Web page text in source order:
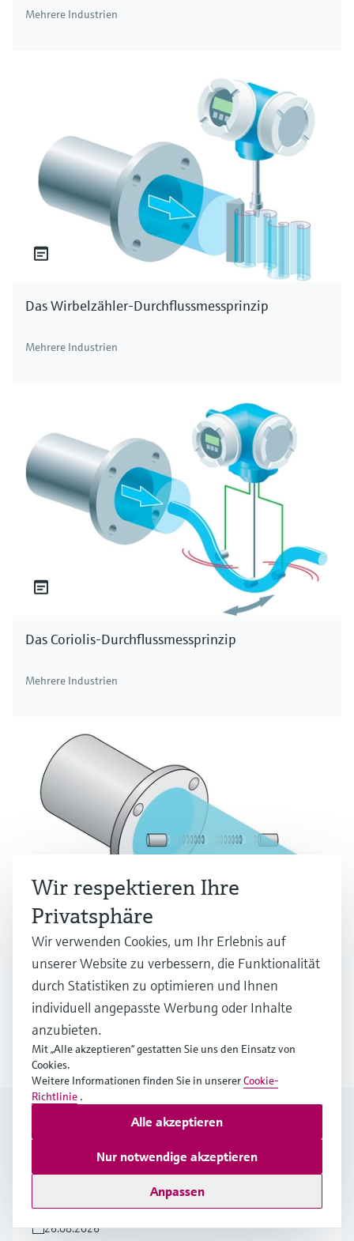
Mehrere Industrien
Das Wirbelzähler-Durchflussmessprinzip
Mehrere Industrien
Das Coriolis-Durchflussmessprinzip
Mehrere Industrien
Sensoren für Ultraschall-Durchflussmessgeräte
Mehrere Industrien
Events und Schulungen
Fachtagung
1. Ostdeutscher Wasserstoffkongress
26.08.2026
Wir respektieren Ihre
Privatsphäre
Wir verwenden Cookies, um Ihr Erlebnis auf
unserer Website zu verbessern, die Funktionalität
durch Statistiken zu optimieren und Ihnen
individuell angepasste Werbung oder Inhalte
anzubieten.
Mit „Alle akzeptieren“ gestatten Sie uns den Einsatz von
Cookies.
Weitere Informationen finden Sie in unsererCookie-
Richtlinie .
Anpassen
Nur notwendige akzeptieren
Alle akzeptieren